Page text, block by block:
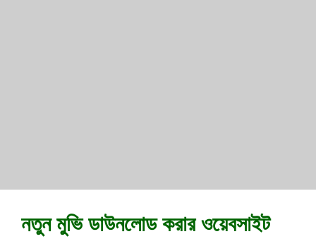
নতুন মুভি ডাউনলোড করার ওয়েবসাইট